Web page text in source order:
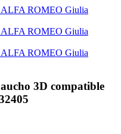
3D compatible